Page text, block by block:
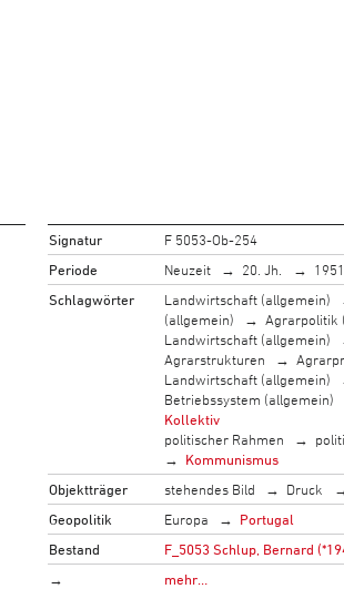
Signatur
F 5053-Ob-254
Periode
Neuzeit 20. Jh.
Schlagwörter
Landwirtschaft (allgemein)
(allgemein)
Agrarpolitik
Landwirtschaft (allgemein)
Agrarstrukturen
Landwirtschaft (allgemein)
Betriebssystem (allgemein)
Kollektiv
politischer Rahmen
Kommunismus
Objektträger
stehendes Bild Druck
Geopolitik
Europa
Portugal
Bestand
F_5053 Schlup, Bernard
→
mehr…